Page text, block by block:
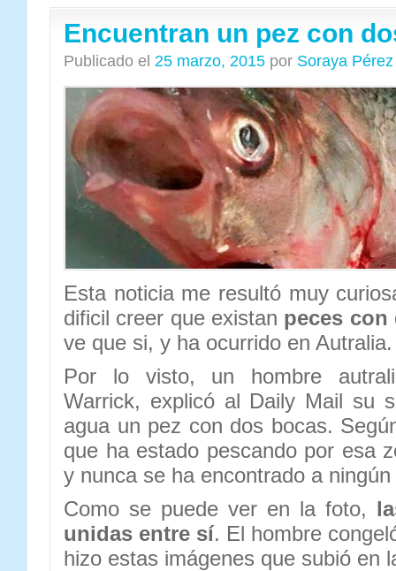
Encuentran un pez con
Publicado el 25 marzo, 2015 por Soraya Pérez
Esta noticia me resultó muy
dificil creer que existan peces con
ve que si, y ha ocurrido en Autralia.
Por lo visto, un hombre
Warrick, explicó al Daily Mail su
agua un pez con dos bocas.
que ha estado pescando por esa
y nunca se ha encontrado a
Como se puede ver en la foto,
unidas entre sí. El hombre
hizo estas imágenes que subió en